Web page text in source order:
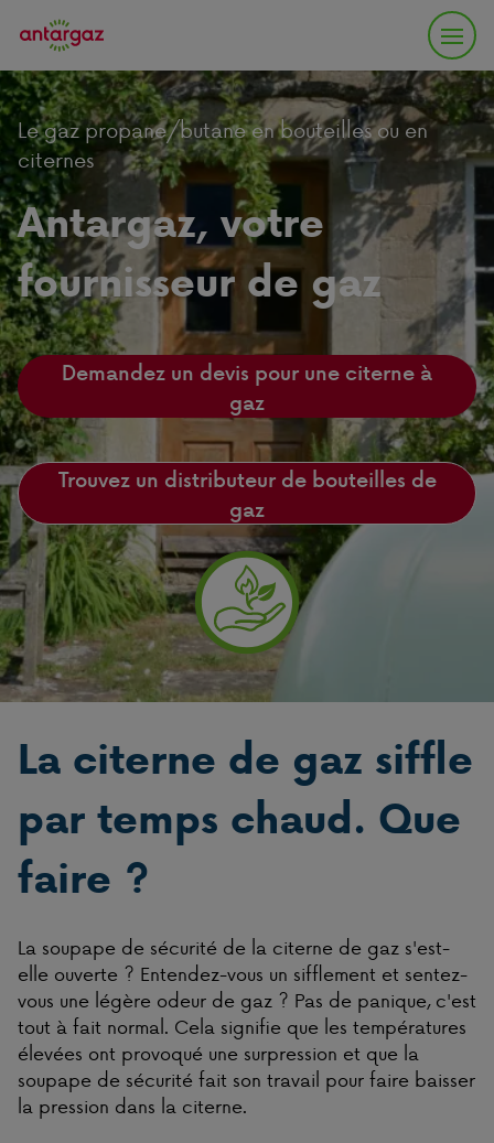
Le gaz propane/butane en bouteilles ou en
citernes
Antargaz, votre
fournisseur de gaz
Demandez un devis pour une citerne à
gaz
Trouvez un distributeur de bouteilles de
gaz
La citerne de gaz siffle
par temps chaud. Que
faire ?
La soupape de sécurité de la citerne de gaz s'est-
elle ouverte ? Entendez-vous un sifflement et sentez-
vous une légère odeur de gaz ? Pas de panique, c'est
tout à fait normal. Cela signifie que les températures
élevées ont provoqué une surpression et que la
soupape de sécurité fait son travail pour faire baisser
la pression dans la citerne.